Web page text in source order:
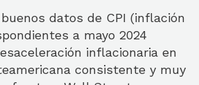
datos de CPI (inflación
a mayo 2024
inflacionaria en
consistente y muy